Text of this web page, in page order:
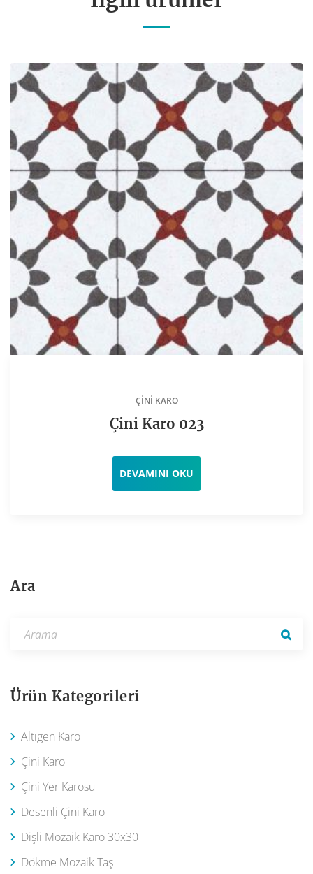
ÇINI KARO
Çini Karo 023
DEVAMINI OKU
Ara
Ürün Kategorileri
Altıgen Karo
Çini Karo
Çini Yer Karosu
Desenli Çini Karo
Dişli Mozaik Karo 30x30
Dökme Mozaik Taş